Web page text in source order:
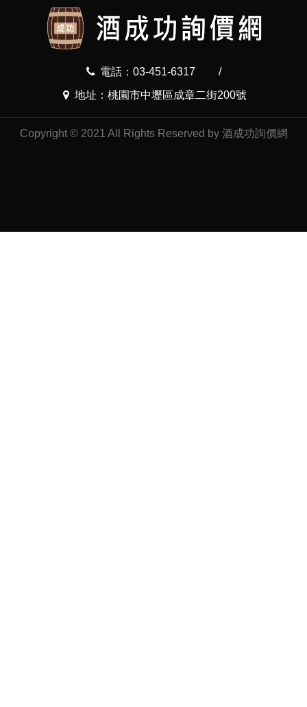
電話：03-451-6317
/
地址：桃園市中壢區成章二街200號
Copyright © 2021 All Rights Reserved by 酒成功詢價網